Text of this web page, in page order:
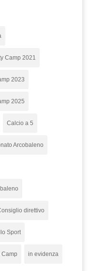
Camp 2021
2023
2025
Calcio a 5
Arcobaleno
direttivo
Sport
Camp in evidenza